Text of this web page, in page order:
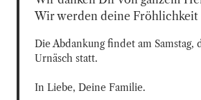
Wir werden deine
Die Abdankung findet am
Urnäsch statt.
In Liebe, Deine Familie.